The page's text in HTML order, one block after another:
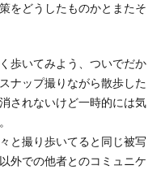
をどうしたものかとまたそ
歩いてみよう、ついでだか
ナップ撮りながら散歩した
されないけど一時的には気
と撮り歩いてると同じ被写
外での他者とのコミュニケ